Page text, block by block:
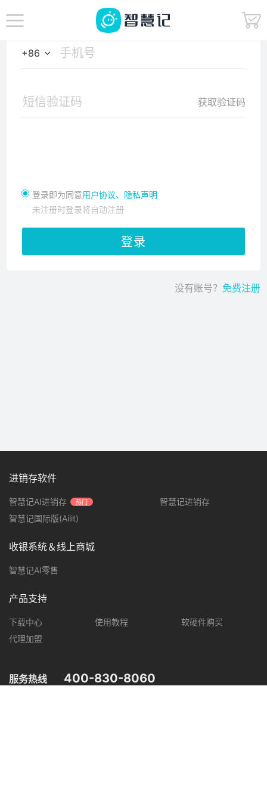
验证码登录 密码登录
+86
获取验证码
登录即为同意用户协议、 隐私声明
未注册时登录将自动注册
登录
没有账号？ 免费注册
服务热线 400-830-8060
进销存软件
智慧记AI进销存 热门
智慧记进销存
智慧记国际版(Ailit)
收银系统＆线上商城
智慧记AI零售
产品支持
下载中心 使用教程
软硬件购买
代理加盟